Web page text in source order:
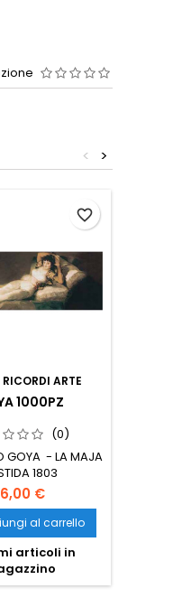
>
<
RICORDI ARTE
1000PZ
(0)
GOYA - LA MAJA
1803
€
al carrello
articoli in
favorite_border